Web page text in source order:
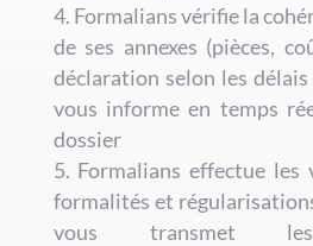
Formalians vérifie la
de ses annexes (pièces,
déclaration selon les
vous informe en temps
dossier
Formalians effectue les
formalités et
vous transmet